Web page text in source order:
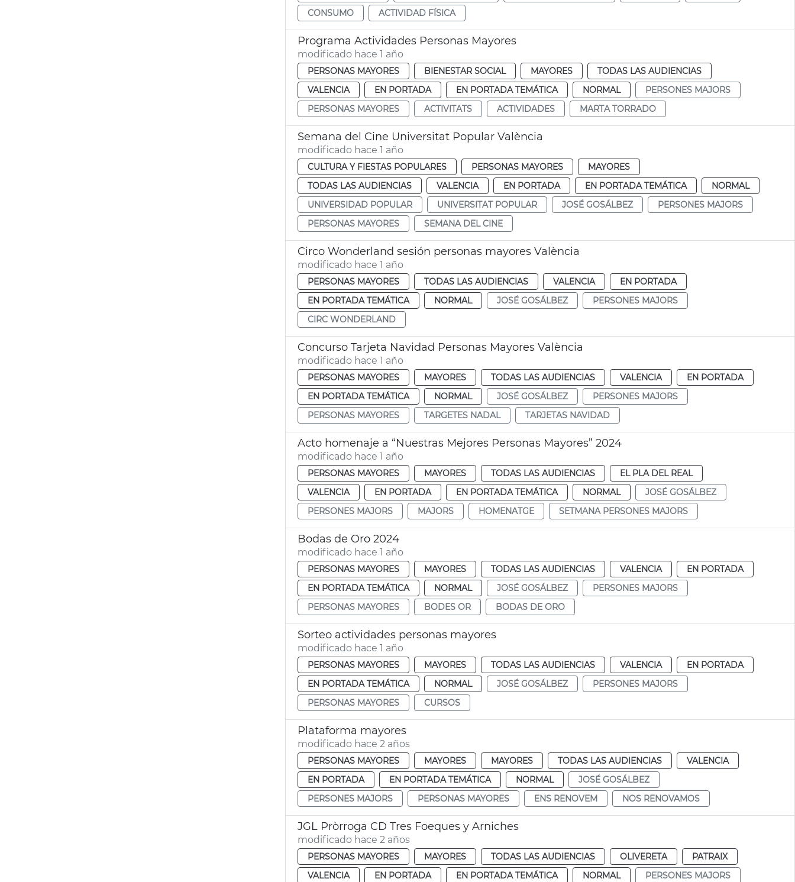
CONSUMO
ACTIVIDAD FÍSICA
Programa Actividades Personas Mayores
modificado hace 1 año
PERSONAS MAYORES BIENESTAR SOCIAL MAYORES
TODAS LAS AUDIENCIAS
VALENCIA
EN PORTADA EN PORTADA TEMÁTICA NORMAL
PERSONES MAJORS
PERSONAS MAYORES
ACTIVITATS ACTIVIDADES MARTA TORRADO
Semana del Cine Universitat Popular València
modificado hace 1 año
CULTURA Y FIESTAS POPULARES PERSONAS MAYORES
MAYORES
TODAS LAS AUDIENCIAS
VALENCIA EN PORTADA EN PORTADA TEMÁTICA
NORMAL
UNIVERSIDAD POPULAR
UNIVERSITAT POPULAR JOSÉ GOSÁLBEZ
PERSONES MAJORS
PERSONAS MAYORES
SEMANA DEL CINE
Circo Wonderland sesión personas mayores València
modificado hace 1 año
PERSONAS MAYORES TODAS LAS AUDIENCIAS VALENCIA
EN PORTADA
EN PORTADA TEMÁTICA
NORMAL JOSÉ GOSÁLBEZ
PERSONES MAJORS
CIRC WONDERLAND
Concurso Tarjeta Navidad Personas Mayores València
modificado hace 1 año
PERSONAS MAYORES MAYORES TODAS LAS AUDIENCIAS VALENCIA
EN PORTADA
EN PORTADA TEMÁTICA
NORMAL JOSÉ GOSÁLBEZ
PERSONES MAJORS
PERSONAS MAYORES
TARGETES NADAL TARJETAS NAVIDAD
Acto homenaje a “Nuestras Mejores Personas Mayores” 2024
modificado hace 1 año
PERSONAS MAYORES MAYORES TODAS LAS AUDIENCIAS
EL PLA DEL REAL
VALENCIA
EN PORTADA EN PORTADA TEMÁTICA NORMAL
JOSÉ GOSÁLBEZ
PERSONES MAJORS
MAJORS HOMENATGE SETMANA PERSONES MAJORS
Bodas de Oro 2024
modificado hace 1 año
PERSONAS MAYORES MAYORES TODAS LAS AUDIENCIAS VALENCIA
EN PORTADA
EN PORTADA TEMÁTICA
NORMAL JOSÉ GOSÁLBEZ
PERSONES MAJORS
PERSONAS MAYORES
BODES OR BODAS DE ORO
Sorteo actividades personas mayores
modificado hace 1 año
PERSONAS MAYORES MAYORES TODAS LAS AUDIENCIAS VALENCIA
EN PORTADA
EN PORTADA TEMÁTICA
NORMAL JOSÉ GOSÁLBEZ
PERSONES MAJORS
PERSONAS MAYORES
CURSOS
Plataforma mayores
modificado hace 2 años
PERSONAS MAYORES MAYORES MAYORES TODAS LAS AUDIENCIAS
VALENCIA
EN PORTADA
EN PORTADA TEMÁTICA NORMAL
JOSÉ GOSÁLBEZ
PERSONES MAJORS
PERSONAS MAYORES ENS RENOVEM NOS RENOVAMOS
JGL Pròrroga CD Tres Foeques y Arniches
modificado hace 2 años
PERSONAS MAYORES MAYORES TODAS LAS AUDIENCIAS OLIVERETA
PATRAIX
VALENCIA
EN PORTADA EN PORTADA TEMÁTICA NORMAL PERSONES MAJORS